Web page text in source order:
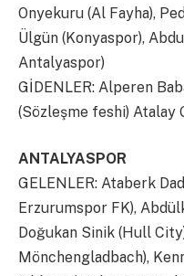
Onyekuru (Al Fayha),
Ülgün (Konyaspor),
Antalyaspor)
GİDENLER: Alperen
(Sözleşme feshi) Atalay
ANTALYASPOR
GELENLER: Ataberk
Erzurumspor FK),
Doğukan Sinik (Hull
Mönchengladbach),